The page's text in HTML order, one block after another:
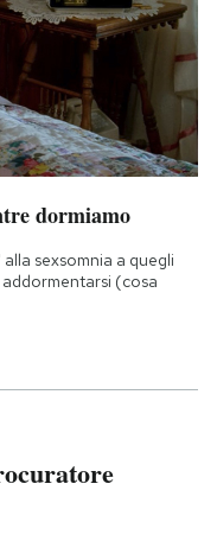
dormiamo
sexsomnia a quegli
(cosa